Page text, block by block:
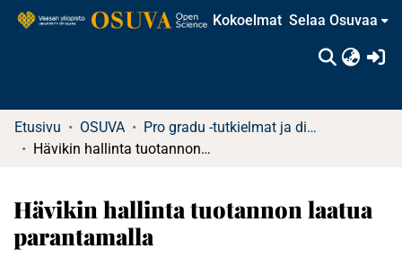
Kokoelmat Selaa Osuvaa
Etusivu OSUVA
Pro gradu -tutkielmat ja diplomityöt (rajattu saatavuus)
Hävikin hallinta tuotannon laatua parantamalla
Hävikin hallinta tuotannon laatua
parantamalla